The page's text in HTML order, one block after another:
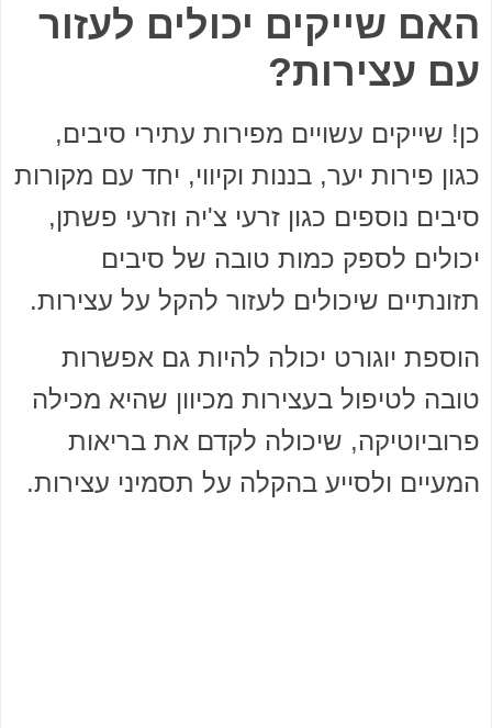
האם שייקים יכולים לעזור
עם עצירות?
כן! שייקים עשויים מפירות עתירי סיבים,
כגון פירות יער, בננות וקיווי, יחד עם מקורות
סיבים נוספים כגון זרעי צ'יה וזרעי פשתן,
יכולים לספק כמות טובה של סיבים
תזונתיים שיכולים לעזור להקל על עצירות.
הוספת יוגורט יכולה להיות גם אפשרות
טובה לטיפול בעצירות מכיוון שהיא מכילה
פרוביוטיקה, שיכולה לקדם את בריאות
המעיים ולסייע בהקלה על תסמיני עצירות.